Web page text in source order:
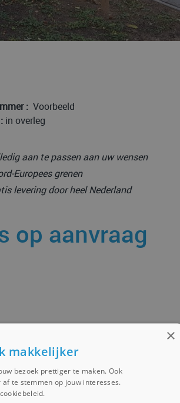
: Voorbeeld
in overleg
aan te passen aan uw wensen
Europees grenen
levering door heel Nederland
op aanvraag
×
makkelijker
bezoek prettiger te maken. Ook
te stemmen op jouw interesses.